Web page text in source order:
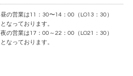
昼の営業は11：30〜14：00（LO13：30）
となっております。
夜の営業は17：00～22：00（LO21：30）
となっております。